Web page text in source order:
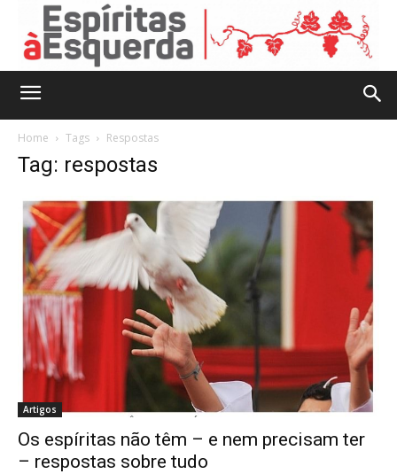
Home Tags Respostas
Tag: respostas
Artigos
Os espíritas não têm – e nem precisam ter
– respostas sobre tudo